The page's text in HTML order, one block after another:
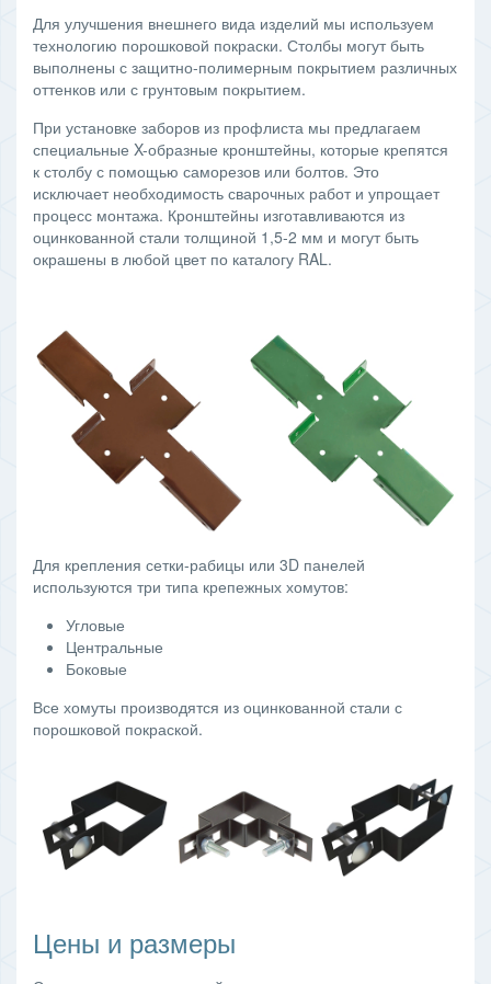
Для улучшения внешнего вида изделий мы используем
технологию порошковой покраски. Столбы могут быть
выполнены с защитно-полимерным покрытием различных
оттенков или с грунтовым покрытием.
При установке заборов из профлиста мы предлагаем
специальные X-образные кронштейны, которые крепятся
к столбу с помощью саморезов или болтов. Это
исключает необходимость сварочных работ и упрощает
процесс монтажа. Кронштейны изготавливаются из
оцинкованной стали толщиной 1,5-2 мм и могут быть
окрашены в любой цвет по каталогу RAL.
Для крепления сетки-рабицы или 3D панелей
используются три типа крепежных хомутов:
Угловые
Центральные
Боковые
Все хомуты производятся из оцинкованной стали с
порошковой покраской.
Цены и размеры